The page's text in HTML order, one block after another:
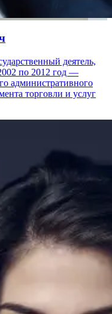
деятель,
по 2012 год —
административного
торговли и услуг